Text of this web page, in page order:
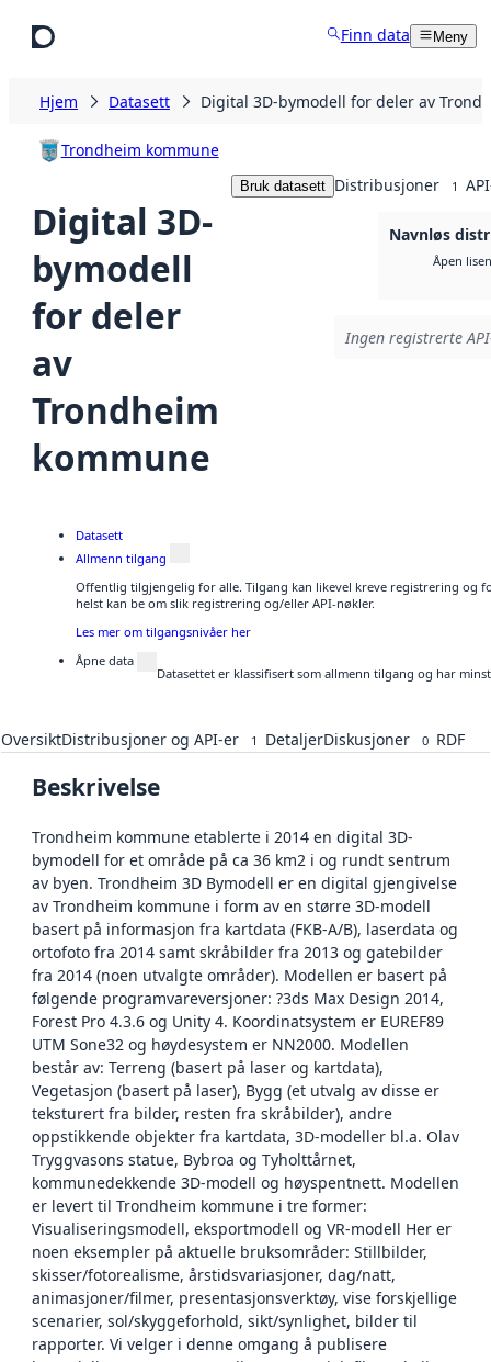
Finn data Meny
Hjem Datasett Digital 3D-bymodell for deler av
Trondheim kommune
Digital 3D-
bymodell
for deler
av
Trondheim
kommune
Bruk datasett Distribusjoner 1
Navnløs
Åpen
Ingen registrerte
Datasett
Allmenn tilgang
Offentlig tilgjengelig for alle. Tilgang kan likevel kreve registrering og
helst kan be om slik registrering og/eller API-nøkler.
Les mer om tilgangsnivåer her
Åpne data
Datasettet er klassifisert som allmenn tilgang og har
OversiktDistribusjoner og API-er 1 DetaljerDiskusjoner 0 RDF
Beskrivelse
Trondheim kommune etablerte i 2014 en digital 3D-
bymodell for et område på ca 36 km2 i og rundt sentrum
av byen. Trondheim 3D Bymodell er en digital gjengivelse
av Trondheim kommune i form av en større 3D-modell
basert på informasjon fra kartdata (FKB-A/B), laserdata og
ortofoto fra 2014 samt skråbilder fra 2013 og gatebilder
fra 2014 (noen utvalgte områder). Modellen er basert på
følgende programvareversjoner: ?3ds Max Design 2014,
Forest Pro 4.3.6 og Unity 4. Koordinatsystem er EUREF89
UTM Sone32 og høydesystem er NN2000. Modellen
består av: Terreng (basert på laser og kartdata),
Vegetasjon (basert på laser), Bygg (et utvalg av disse er
teksturert fra bilder, resten fra skråbilder), andre
oppstikkende objekter fra kartdata, 3D-modeller bl.a. Olav
Tryggvasons statue, Bybroa og Tyholttårnet,
kommunedekkende 3D-modell og høyspentnett. Modellen
er levert til Trondheim kommune i tre former:
Visualiseringsmodell, eksportmodell og VR-modell Her er
noen eksempler på aktuelle bruksområder: Stillbilder,
skisser/fotorealisme, årstidsvariasjoner, dag/natt,
animasjoner/filmer, presentasjonsverktøy, vise forskjellige
scenarier, sol/skyggeforhold, sikt/synlighet, bilder til
rapporter. Vi velger i denne omgang å publisere